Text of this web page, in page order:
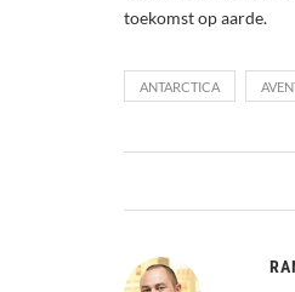
toekomst op aarde.
ANTARCTICA